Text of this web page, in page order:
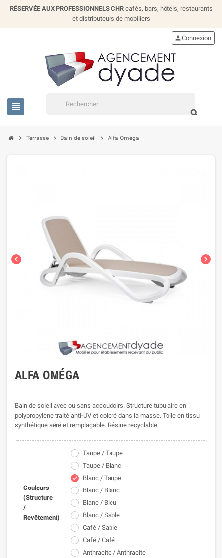
RÉSERVÉE AUX PROFESSIONNELS CHRcafés, bars, hôtels, restaurants
et distributeurs de mobiliers
view_headline
search
personConnexion
chevron_right Terrasse chevron_right Bain de soleil chevron_right Alfa Oméga
chevron_left chevron_right
ALFA OMÉGA
Bain de soleil avec ou sans accoudoirs. Structure tubulaire en
polypropylène traité anti-UV et coloré dans la masse. Toile en tissu
synthétique aéré et remplaçable. Résine recyclable.
Couleurs
(Structure
/
Revêtement)
Taupe / Taupe
Taupe / Blanc
check
Blanc / Taupe
Blanc / Blanc
Blanc / Bleu
Blanc / Sable
Café / Sable
Café / Café
Anthracite / Anthracite